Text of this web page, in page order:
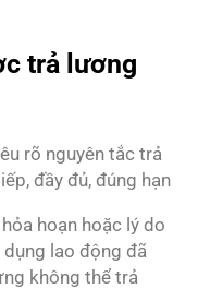
trả lương
rõ nguyên tắc trả
đầy đủ, đúng hạn
hoạn hoặc lý do
lao động đã
không thể trả